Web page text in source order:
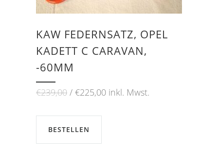
KAW FEDERNSATZ, OPEL
KADETT C CARAVAN,
-60MM
€239,00Ursprünglicher
€239,00
€225,00Aktueller
inkl. Mwst.
BESTELLEN